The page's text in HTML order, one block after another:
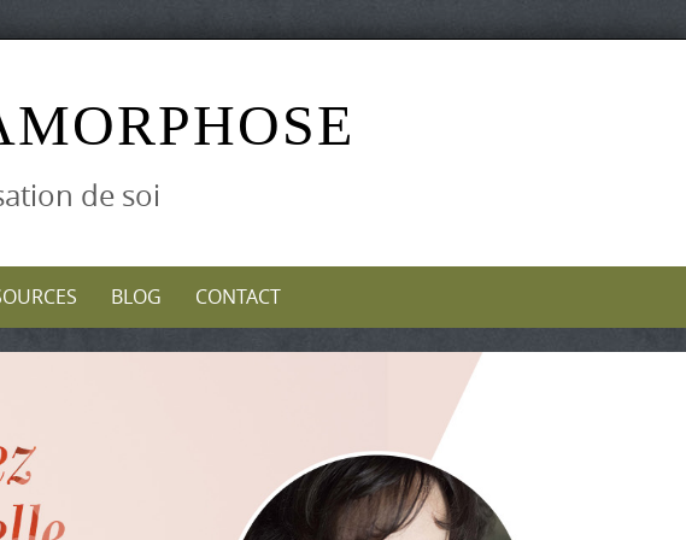
de soi
BLOG CONTACT